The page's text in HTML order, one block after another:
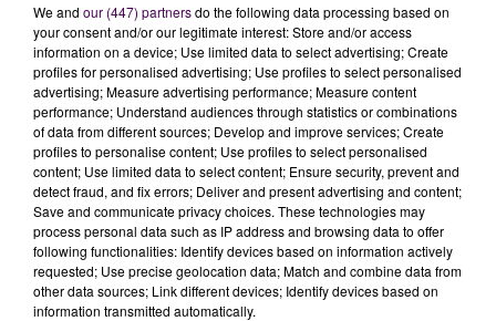
We and our (447) partnersdo the following data processing based on
your consent and/or our legitimate interest: Store and/or access
information on a device; Use limited data to select advertising; Create
profiles for personalised advertising; Use profiles to select personalised
advertising; Measure advertising performance; Measure content
performance; Understand audiences through statistics or combinations
of data from different sources; Develop and improve services; Create
profiles to personalise content; Use profiles to select personalised
content; Use limited data to select content; Ensure security, prevent and
detect fraud, and fix errors; Deliver and present advertising and content;
Save and communicate privacy choices. These technologies may
process personal data such as IP address and browsing data to offer
following functionalities: Identify devices based on information actively
requested; Use precise geolocation data; Match and combine data from
other data sources; Link different devices; Identify devices based on
information transmitted automatically.